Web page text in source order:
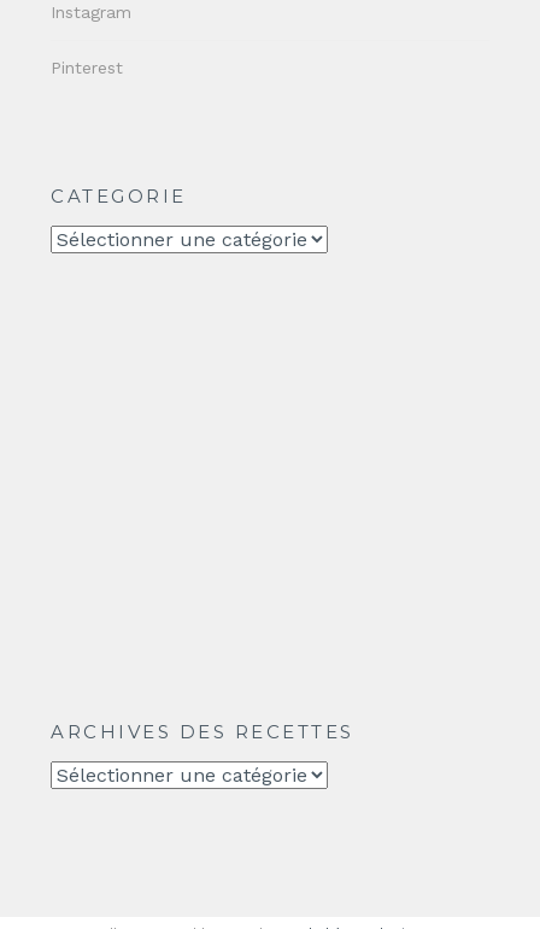
Instagram
Pinterest
CATEGORIE
CATEGORIE
ARCHIVES DES RECETTES
Archives